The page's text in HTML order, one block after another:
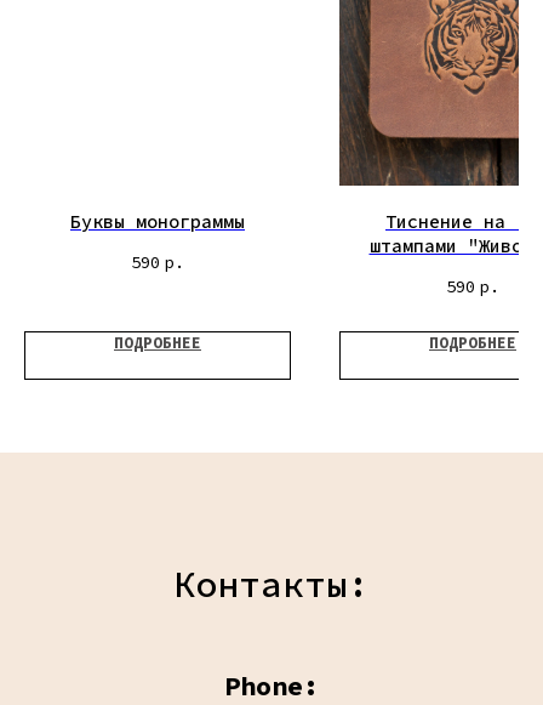
Буквы монограммы
590 р.
ПОДРОБНЕЕ
Тиснение на
штампами
590 р.
ПОДРОБНЕЕ
Контакты:
Phone: